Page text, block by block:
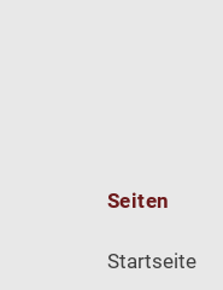
Seiten
Startseite